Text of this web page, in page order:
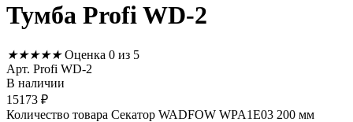
Тумба Profi WD-2
★★★★★ Оценка 0 из 5
Арт. Profi WD-2
В наличии
15173 ₽
Количество товара Секатор WADFOW WPA1E03 200 мм